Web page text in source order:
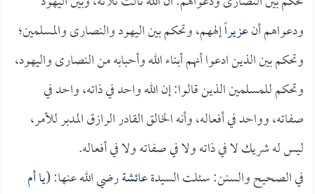
ودعواهم أنعزيراًإلههم، وتحكم بين اليهود والنصارى والمسلمين؛
وتحكم بين الذين ادعوا أنهم أبناء الله وأحبابه من النصارى واليهود،
وتحكم للمسلمين الذين قالوا: إن الله واحد في ذاته، واحد في
صفاته، وواحد في أفعاله، وأنه الخالق القادر الرازق المدبر للأمر،
ليس له شريك لا في ذاته ولا في صفاته ولا في أفعاله.
في الصحيح والسنن: سئلت السيدةعائشةرضي الله عنها: (يا أم